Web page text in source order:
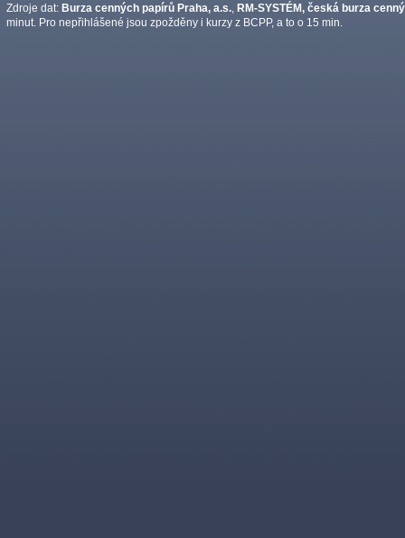
Zdroje dat: Burza cenných papírů Praha, a.s. RM-SYSTÉM, česká burza
minut. Pro nepřihlášené jsou zpožděny i kurzy z BCPP, a to o 15 min.